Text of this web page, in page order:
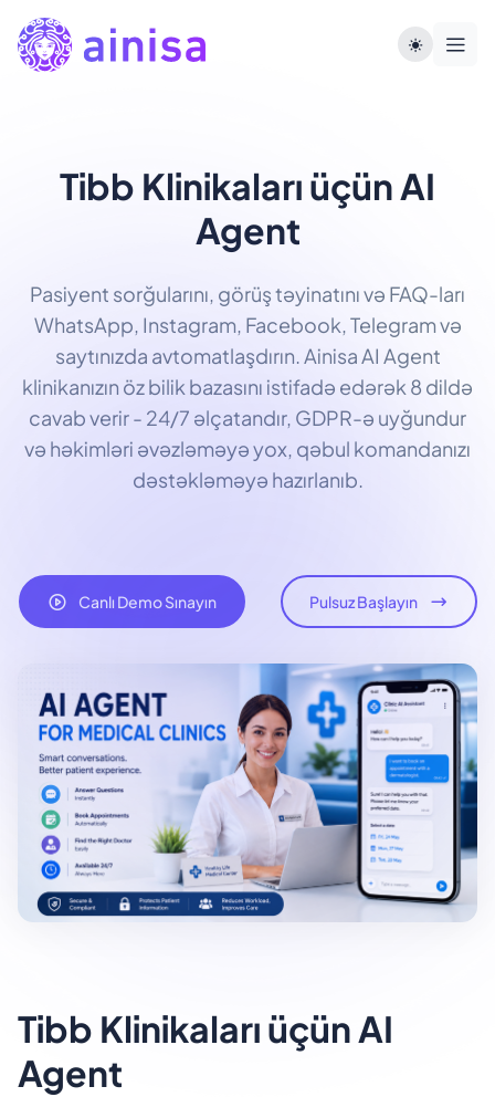
Tibb Klinikaları üçün AI
Agent
Pasiyent sorğularını, görüş təyinatını və FAQ-ları
WhatsApp, Instagram, Facebook, Telegram və
saytınızda avtomatlaşdırın. Ainisa AI Agent
klinikanızın öz bilik bazasını istifadə edərək 8 dildə
cavab verir - 24/7 əlçatandır, GDPR-ə uyğundur
və həkimləri əvəzləməyə yox, qəbul komandanızı
dəstəkləməyə hazırlanıb.
Canlı Demo Sınayın Pulsuz Başlayın
Tibb Klinikaları üçün AI
Agent